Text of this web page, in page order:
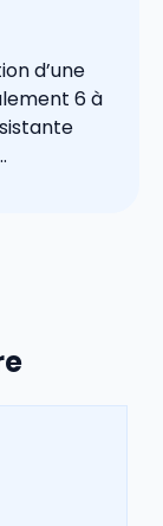
d’une
6 à